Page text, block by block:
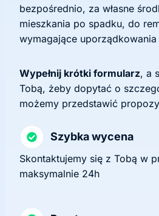
bezpośrednio, za własne
mieszkania po spadku, do
wymagające
Wypełnij krótki formularz, a
Tobą, żeby dopytać o
możemy przedstawić
Szybka wycena
Skontaktujemy się z Tobą w
maksymalnie 24h